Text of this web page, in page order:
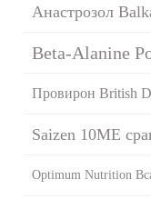
Анастрозол
Beta-Alanine
Провирон British
Saizen 10ME
Optimum Nutrition